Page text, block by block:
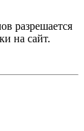
разрешается
на сайт.